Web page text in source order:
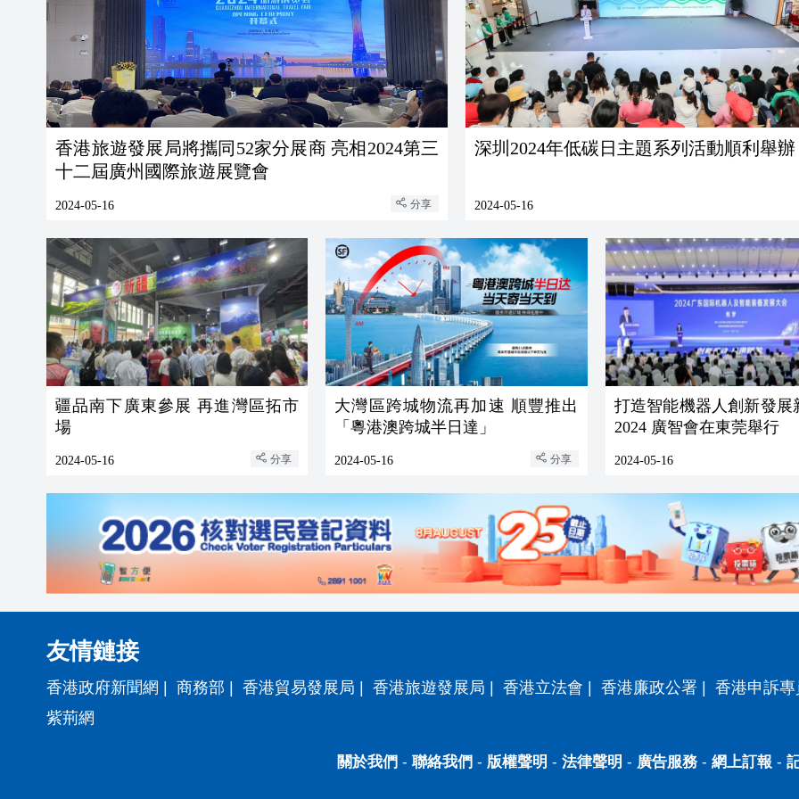
​香港旅遊發展局將攜同52家分展商 亮相2024第三
十二屆廣州國際旅遊展覽會
2024-05-16 分享
深圳2024年低碳日主題系列活動順利舉辦
2024-05-16
疆品南下廣東參展 再進灣區拓市
場
2024-05-16 分享
大灣區跨城物流再加速 順豐推出
「粵港澳跨城半日達」
2024-05-16 分享
打造智能機器人創新發展
2024 廣智會在東莞舉行
2024-05-16
友情鏈接
香港政府新聞網 商務部 香港貿易發展局 香港旅遊發展局 香港立法會 香港廉政公署
香港申訴
紫荊網
關於我們 - 聯絡我們 - 版權聲明 - 法律聲明 - 廣告服務- 網上訂報 -